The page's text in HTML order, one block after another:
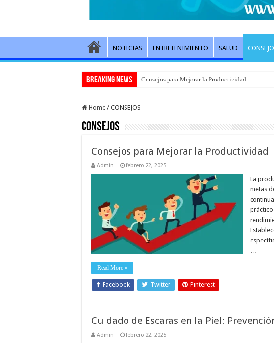
NOTICIAS ENTRETENIMIENTO SALUD
Breaking News Consejos para Mejorar la Productividad
Home / CONSEJOS
CONSEJOS
Consejos para Mejorar la Productividad
Admin febrero 22, 2025
La
metas
Read More »
Facebook Twitter Pinterest
Cuidado de Escaras en la Piel:
Admin febrero 22, 2025